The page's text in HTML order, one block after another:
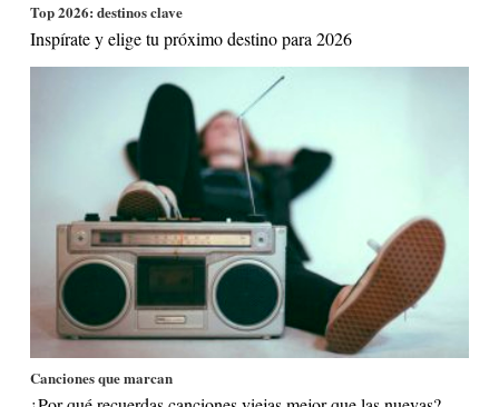
Top 2026: destinos clave
Inspírate y elige tu próximo destino para 2026
Canciones que marcan